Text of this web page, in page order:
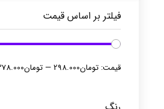
فیلتر بر اساس قیمت
حداقل
حداکثر
قیمت: تومان298.000 — تومان378.000